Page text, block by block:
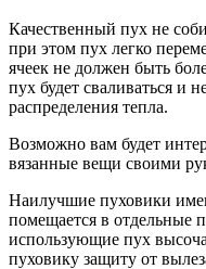
Качественный пух не
при этом пух легко
ячеек не должен быть
пух будет сваливаться и
распределения тепла.
Возможно вам будет
вязанные вещи своими
Наилучшие пуховики
помещается в
использующие пух
пуховику защиту от